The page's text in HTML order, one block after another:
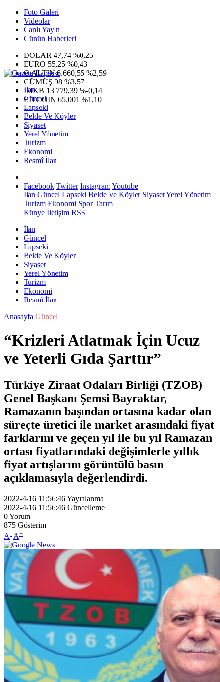
Foto Galeri
Videolar
Canlı Yayın
Günün Haberleri
DOLAR 47,74 %0,25
EURO 55,25 %0,43
G.ALTIN6.660,55 %2,59
GÜMÜŞ 98 %3,57
IMKB 13.779,39 %-0,14
BITCOIN 65.001 %1,10
İlan
Güncel
Lapseki
Belde Ve Köyler
Siyaset
Yerel Yönetim
Turizm
Ekonomi
Resmî İlan
Facebook Twitter InstagramYoutube
İlan Güncel Lapseki Belde Ve KöylerSiyasetYerel Yönetim
Turizm Ekonomi SporTarım
Künye İletişim RSS
İlan
Güncel
Lapseki
Belde Ve Köyler
Siyaset
Yerel Yönetim
Turizm
Ekonomi
Resmî İlan
Anasayfa Güncel
“Krizleri Atlatmak İçin Ucuz
ve Yeterli Gıda Şarttır”
Türkiye Ziraat Odaları Birliği (TZOB)
Genel Başkanı Şemsi Bayraktar,
Ramazanın başından ortasına kadar olan
süreçte üretici ile market arasındaki fiyat
farklarını ve geçen yıl ile bu yıl Ramazan
ortası fiyatlarındaki değişimlerle yıllık
fiyat artışlarını görüntülü basın
açıklamasıyla değerlendirdi.
2022-4-16 11:56:46Yayınlanma
2022-4-16 11:56:46 Güncelleme
0Yorum
875 Gösterim
A- A+